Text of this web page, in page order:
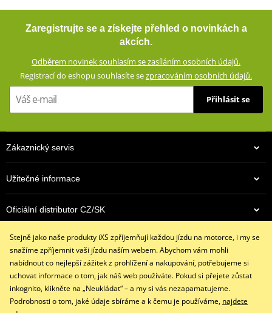
Tato vesta vyrobená z fluorescenčního žlutého materiálu s
reflexními pásy výrazně zvýší vaši viditelnost v provozu a tím i vaši
takže vestu snadno přizpůsobíte svému oblečení (například letní
bunda/zimní bunda s vložkou) Vesta je vybavena kapsami, takže
drobnosti jako doklady či klíče snadno uložíte bez nutnosti
vyhrnovat vestu a vkládat věci do kapes bundy.
Velký síťovaný panel kombinovaný s pevnou tkaninou
GERMADURA® 600D (100% polyester)
2 široké reflexní pásy pro zvýšení bezpečnosti (po celém
2 vnější kapsy
2 vnitřní kapsy
PDF size chart GMS
Zaregistrujte se a získejte přehled o novinkách a
akcích.
Odběrem novinek souhlasím se zasíláním osobních údajů.
Registrací do eshopu souhlasíte sezpracováním osobních údajů.
Přihlásit se
Zákaznický servis
Užitečné informace
Oficiální distributor CZ/SK
Kontaktujte nás
info@ixs-motopoint.cz
Po - Pá (8:00 - 16:30)
Stejně jako naše produkty iXS zpříjemňují každou jízdu na motorce, i my se
snažíme zpříjemnit vaši jízdu naším webem. Abychom vám mohli
nabídnout co nejlepší zážitek z prohlížení a nakupování, potřebujeme si
uchovat informace o tom, jak náš web používáte. Pokud si přejete zůstat
inkognito, klikněte na „Neukládat“ – a my si vás nezapamatujeme.
Podrobnosti o tom, jaké údaje sbíráme a k čemu je používáme, najdete